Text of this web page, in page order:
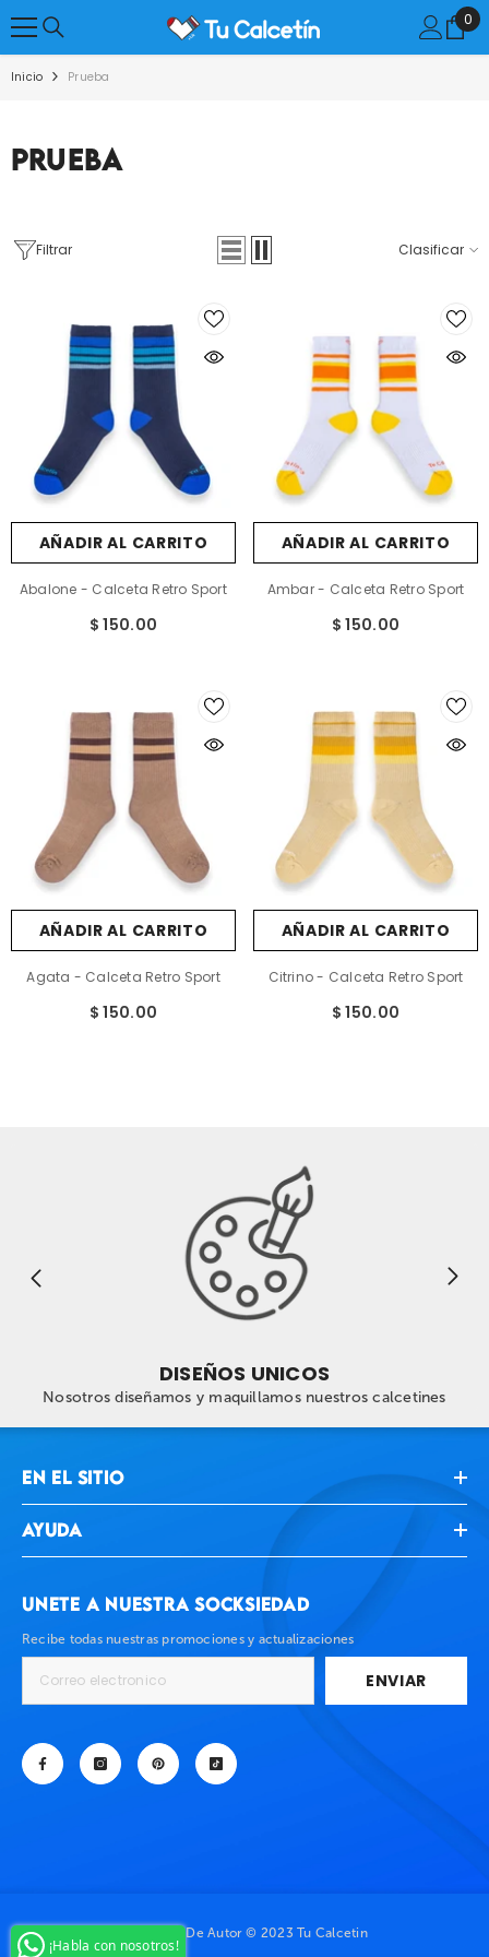
0
0
Inicio Prueba
Prueba
Filtrar Clasificar
AÑADIR AL CARRITO
Abalone - Calceta Retro Sport
$ 150.00
AÑADIR AL CARRITO
Ambar - Calceta Retro Sport
$ 150.00
AÑADIR AL CARRITO
Agata - Calceta Retro Sport
$ 150.00
AÑADIR AL CARRITO
Citrino - Calceta Retro Sport
$ 150.00
DISEÑOS UNICOS
Nosotros diseñamos y maquillamos nuestros calcetines
EN EL SITIO
AYUDA
UNETE A NUESTRA SOCKSIEDAD
Recibe todas nuestras promociones y actualizaciones
ENVIAR
Derechos De Autor © 2023 Tu Calcetin
¡Habla con nosotros!